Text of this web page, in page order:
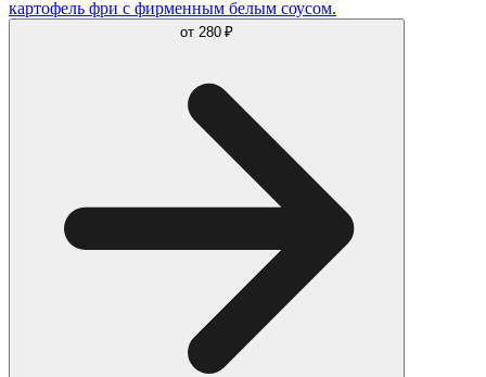
картофель фри с фирменным белым соусом.
от 280 ₽